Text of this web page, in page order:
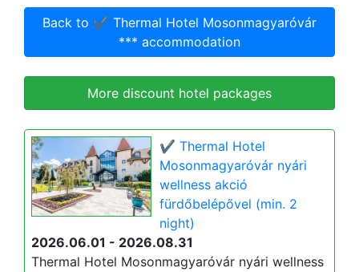
Back to ✔️ Thermal Hotel Mosonmagyaróvár
*** accommodation
More discount hotel packages
✔️ Thermal Hotel
Mosonmagyaróvár nyári
wellness akció
fürdőbelépővel (min. 2
night)
2026.06.01 - 2026.08.31
Thermal Hotel Mosonmagyaróvár nyári wellness